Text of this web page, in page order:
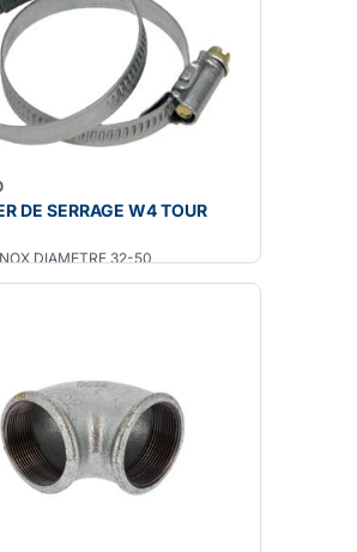
DE SERRAGE W4 TOUR
DIAMETRE 32-50